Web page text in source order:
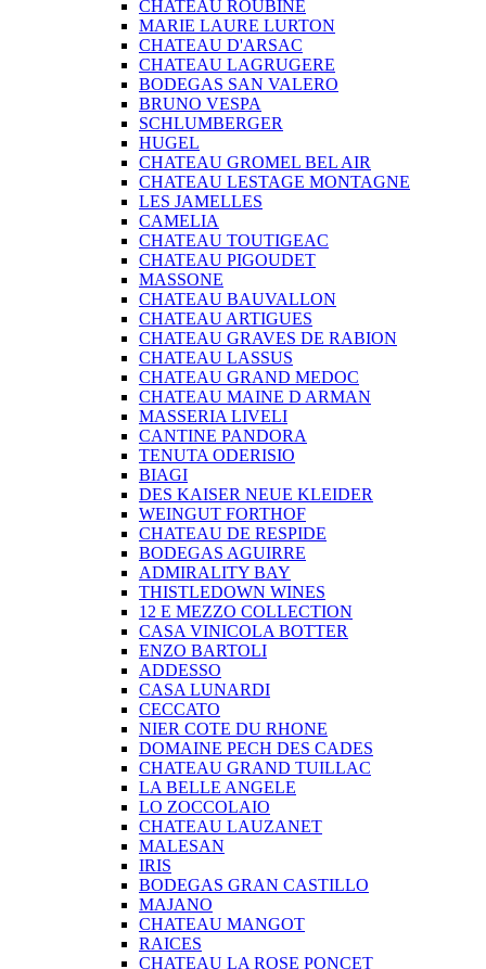
CHATEAU ROUBINE
MARIE LAURE LURTON
CHATEAU D'ARSAC
CHATEAU LAGRUGERE
BODEGAS SAN VALERO
BRUNO VESPA
SCHLUMBERGER
HUGEL
CHATEAU GROMEL BEL AIR
CHATEAU LESTAGE MONTAGNE
LES JAMELLES
CAMELIA
CHATEAU TOUTIGEAC
CHATEAU PIGOUDET
MASSONE
CHATEAU BAUVALLON
CHATEAU ARTIGUES
CHATEAU GRAVES DE RABION
CHATEAU LASSUS
CHATEAU GRAND MEDOC
CHATEAU MAINE D ARMAN
MASSERIA LIVELI
CANTINE PANDORA
TENUTA ODERISIO
BIAGI
DES KAISER NEUE KLEIDER
WEINGUT FORTHOF
CHATEAU DE RESPIDE
BODEGAS AGUIRRE
ADMIRALITY BAY
THISTLEDOWN WINES
12 E MEZZO COLLECTION
CASA VINICOLA BOTTER
ENZO BARTOLI
ADDESSO
CASA LUNARDI
CECCATO
NIER COTE DU RHONE
DOMAINE PECH DES CADES
CHATEAU GRAND TUILLAC
LA BELLE ANGELE
LO ZOCCOLAIO
CHATEAU LAUZANET
MALESAN
IRIS
BODEGAS GRAN CASTILLO
MAJANO
CHATEAU MANGOT
RAICES
CHATEAU LA ROSE PONCET